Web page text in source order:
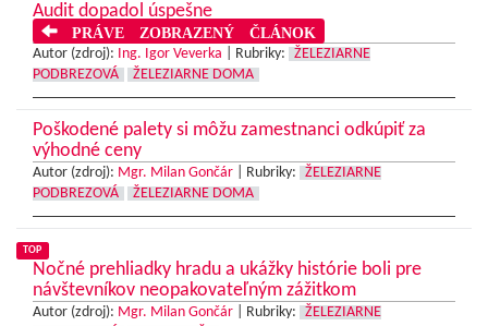
Audit dopadol úspešne
PRÁVE ZOBRAZENÝ ČLÁNOK
Autor (zdroj): Ing. Igor Veverka Rubriky:
ŽELEZIARNE
PODBREZOVÁ
ŽELEZIARNE DOMA
Poškodené palety si môžu zamestnanci odkúpiť za
výhodné ceny
Autor (zdroj): Mgr. Milan Gončár Rubriky:
ŽELEZIARNE
PODBREZOVÁ
ŽELEZIARNE DOMA
TOP
Nočné prehliadky hradu a ukážky histórie boli pre
návštevníkov neopakovateľným zážitkom
Autor (zdroj): Mgr. Milan Gončár Rubriky:
ŽELEZIARNE